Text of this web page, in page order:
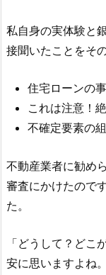
私自身の実体験と
接聞いたことをそ
住宅ローンの
これは注意！
不確定要素の
不動産業者に勧め
審査にかけたので
た。
「どうして？どこ
安に思いますよね。